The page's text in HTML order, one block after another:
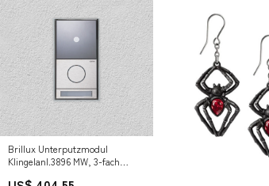
Brillux Unterputzmodul
Klingelanl.3896 MW, 3-fach